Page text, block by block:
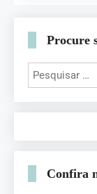
Procure
Confira